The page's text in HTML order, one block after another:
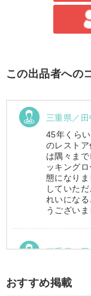
この出品者への
三重県／田
45年くら
のレスト
は隅々ま
ッキング
態になり
していた
れいにな
うございま
三重県／
整備、親切
で、今回ト
おすすめ掲載